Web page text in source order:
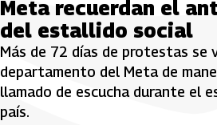
Meta recuerdan el
del estallido social
Más de 72 días de protestas se
departamento del Meta de
llamado de escucha durante el
país.